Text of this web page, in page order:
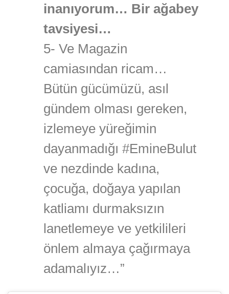
inanıyorum… Bir ağabey
tavsiyesi…
5- Ve Magazin
camiasından ricam…
Bütün gücümüzü, asıl
gündem olması gereken,
izlemeye yüreğimin
dayanmadığı #EmineBulut
ve nezdinde kadına,
çocuğa, doğaya yapılan
katliamı durmaksızın
lanetlemeye ve yetkilileri
önlem almaya çağırmaya
adamalıyız…”